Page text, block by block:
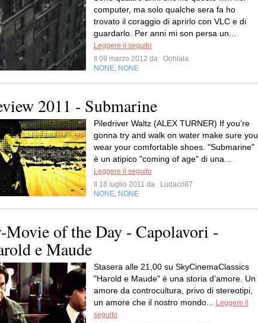
computer, ma solo qualche sera fa ho
trovato il coraggio di aprirlo con VLC e di
guardarlo. Per anni mi son persa un...
Leggere il seguito
Il 09 marzo 2012 da
Oohlala
NONE NONE
2011 - Submarine
Piledriver Waltz (ALEX TURNER) If you’re
gonna try and walk on water make sure you
wear your comfortable shoes. "Submarine"
è un atipico "coming of age" di una...
Leggere il seguito
Il 18 luglio 2011 da
Ludacri87
NONE NONE
Movie of the Day - Capolavori -
e Maude
Stasera alle 21,00 su SkyCinemaClassics
"Harold e Maude" è una storia d'amore. Un
amore da controcultura, privo di stereotipi,
un amore che il nostro mondo...
Leggere il
seguito